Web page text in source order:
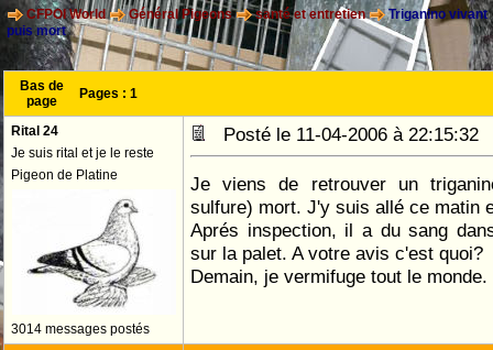
CFPOI World Général Pigeons santé et entretien
Triganino vivant
puis mort
Bas de
page
Pages : 1
Rital 24
Je suis rital et je le reste
Pigeon de Platine
3014 messages postés
Posté le 11-04-2006 à
Je viens de retrouver un
sulfure) mort. J'y suis allé ce matin
Aprés inspection, il a du sang
sur la palet. A votre avis c'est quoi?
Demain, je vermifuge tout le monde.